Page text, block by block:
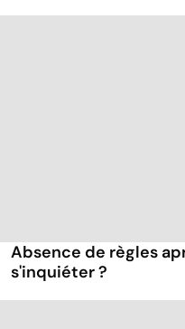
Absence de règles
s'inquiéter ?